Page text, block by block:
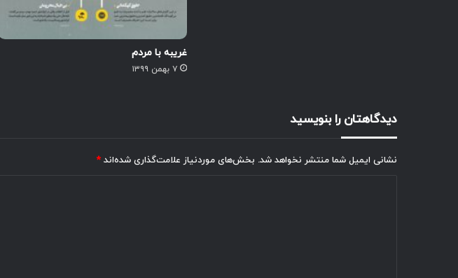
غریبه با مردم
۷ بهمن ۱۳۹۹
دیدگاهتان را بنویسید
نشانی ایمیل شما منتشر نخواهد شد. بخش‌های موردنیاز علامت‌گذاری شده‌اند *